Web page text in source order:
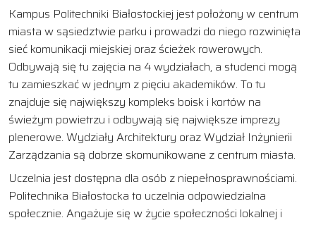
Kampus Politechniki Białostockiej jest położony w centrum
miasta w sąsiedztwie parku i prowadzi do niego rozwinięta
sieć komunikacji miejskiej oraz ścieżek rowerowych.
Odbywają się tu zajęcia na 4 wydziałach, a studenci mogą
tu zamieszkać w jednym z pięciu akademików. To tu
znajduje się największy kompleks boisk i kortów na
świeżym powietrzu i odbywają się największe imprezy
plenerowe. Wydziały Architektury oraz Wydział Inżynierii
Zarządzania są dobrze skomunikowane z centrum miasta.
Uczelnia jest dostępna dla osób z niepełnosprawnościami.
Politechnika Białostocka to uczelnia odpowiedzialna
społecznie. Angażuje się w życie społeczności lokalnej i